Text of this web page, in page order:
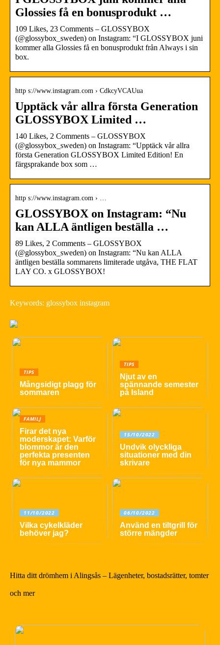
Glossies få en bonusprodukt …
109 Likes, 23 Comments – GLOSSYBOX
(@glossybox_sweden) on Instagram: “I GLOSSYBOX juni
kommer alla Glossies få en bonusprodukt från Always i sin
box.
http s://www.instagram.com › CdkcyVCAUua
Upptäck vår allra första Generation
GLOSSYBOX Limited …
140 Likes, 2 Comments – GLOSSYBOX
(@glossybox_sweden) on Instagram: “Upptäck vår allra
första Generation GLOSSYBOX Limited Edition! En
färgsprakande box som …
http s://www.instagram.com › …
GLOSSYBOX on Instagram: “Nu
kan ALLA äntligen beställa …
89 Likes, 2 Comments – GLOSSYBOX
(@glossybox_sweden) on Instagram: “Nu kan ALLA
äntligen beställa sommarens limiterade utgåva, THE FLAT
LAY CO. x GLOSSYBOX!
Keywords: glossybox instagram
TIPS
Mångsidigt plagg för
sommaren
TIPS
Njut av en
spännande semester
på Island
FAMILJ
Firar det nya
moderskapet: Varför
blommor är den
perfekta presenten
för nya mammor
15/10/2022
Undvik olyckliga
situationer med din
skrivare
11/10/2022
Vilka cykelkläder
behöver jag?
06/10/2022
Använd en tiltgrill för
större mängder
Hitta ditt drömhem i Alingsås – Lägenheter, bostadsrätter, tomter
och mer